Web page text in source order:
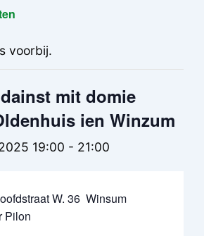
voorbij.
mit domie
ien Winzum
19:00 - 21:00
W. 36 Winsum
Pilon